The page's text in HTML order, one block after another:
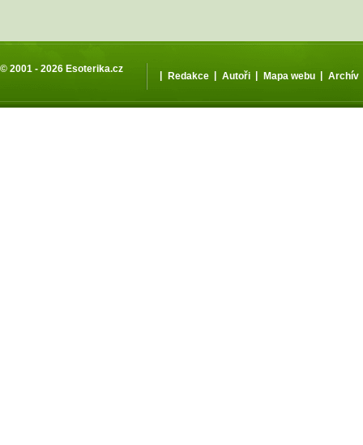
© 2001 - 2026 Esoterika.cz
| Redakce | Autoři | Mapa webu | Archív